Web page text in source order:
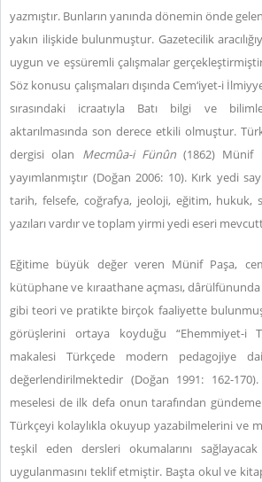
yazmıştır. Bunların yanında dönemin önde
yakın ilişkide bulunmuştur. Gazetecilik
uygun ve eşsüremli çalışmalar
Söz konusu çalışmaları dışında Cem‘iyet-i
sırasındaki icraatıyla Batı bilgi ve
aktarılmasında son derece etkili olmuştur.
dergisi olan Mecmûa-i Fünûn(1862) Münif
yayımlanmıştır (Doğan 2006: 10). Kırk yedi
tarih, felsefe, coğrafya, jeoloji, eğitim, hukuk,
yazıları vardır ve toplam yirmi yedi eseri
Eğitime büyük değer veren Münif Paşa,
kütüphane ve kıraathane açması,
gibi teori ve pratikte birçok faaliyette
görüşlerini ortaya koyduğu “Ehemmiyet-i
makalesi Türkçede modern pedagojiye
değerlendirilmektedir (Doğan 1991: 162-
meselesi de ilk defa onun tarafından
Türkçeyi kolaylıkla okuyup yazabilmelerini ve
teşkil eden dersleri okumalarını
uygulanmasını teklif etmiştir. Başta okul ve